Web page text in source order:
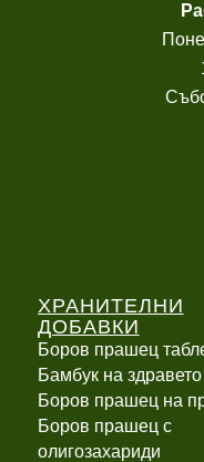
ХРАНИТЕЛНИ
ДОБАВКИ
Боров прашец
Бамбук на здравето
Боров прашец на
Боров прашец с
олигозахариди